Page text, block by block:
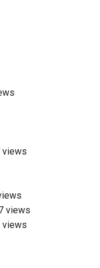
views